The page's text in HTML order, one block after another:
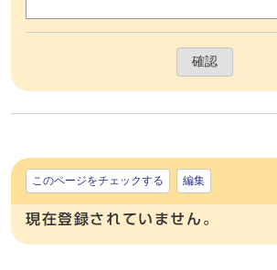
確認
このページをチェックする 編集
現在登録されていません。